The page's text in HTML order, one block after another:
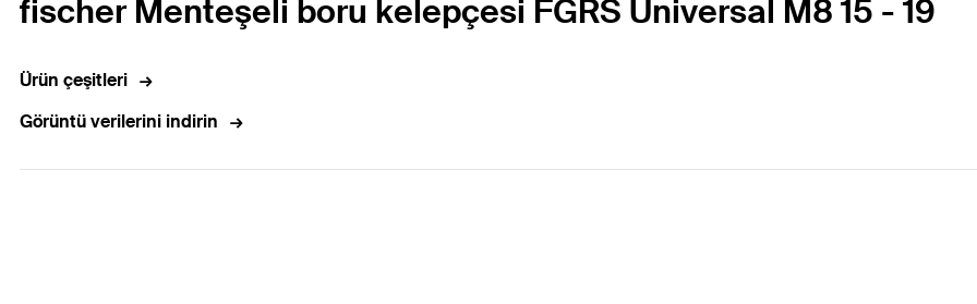
fischer Menteşeli boru kelepçesi FGRS Universal M8 15 - 19
Ürün çeşitleri
Görüntü verilerini indirin